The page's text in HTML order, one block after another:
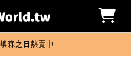
森之日熱賣中